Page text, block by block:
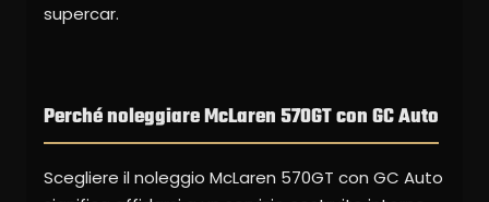
supercar.
Perché noleggiare McLaren 570GT con GC Auto
Scegliere il noleggio McLaren 570GT con GC Auto